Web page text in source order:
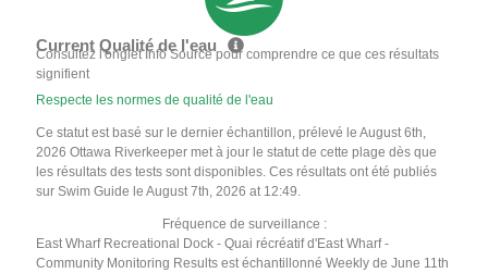
Current Qualité de l'eau
Consultez l'onglet Info Source pour comprendre ce que ces résultats
signifient
Respecte les normes de qualité de l'eau
Ce statut est basé sur le dernier échantillon, prélevé le August 6th,
2026 Ottawa Riverkeeper met à jour le statut de cette plage dès que
les résultats des tests sont disponibles. Ces résultats ont été publiés
sur Swim Guide le August 7th, 2026 at 12:49.
Fréquence de surveillance :
East Wharf Recreational Dock - Quai récréatif d'East Wharf -
Community Monitoring Results est échantillonné Weekly de June 11th